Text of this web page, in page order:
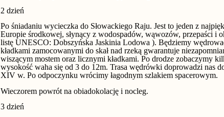
2 dzień
Po śniadaniu wycieczka do Słowackiego Raju. Jest to jeden z
Europie środkowej, słynący z wodospadów, wąwozów, przepaści i
listę UNESCO: Dobszyńska Jaskinia Lodowa ). Będziemy
kładkami zamocowanymi do skał nad rzeką gwarantuje
wiszącym mostem oraz licznymi kładkami. Po drodze zobaczymy
wysokość waha się od 3 do 12m. Trasa wędrówki doprowadzi nas
XIV w. Po odpoczynku wrócimy łagodnym szlakiem spacerowym.
Wieczorem powrót na obiadokolację i nocleg.
3 dzień